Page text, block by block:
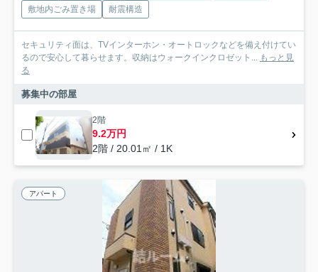
敷地内ごみ置き場
耐震構造
セキュリティ面は、TVインターホン・オートロックなどを備え付けてい
るので安心して暮らせます。収納はウォークインクロゼット... もっと見
る
募集中の部屋
2階
9.2万円
2階 / 20.01㎡ / 1K
アパート